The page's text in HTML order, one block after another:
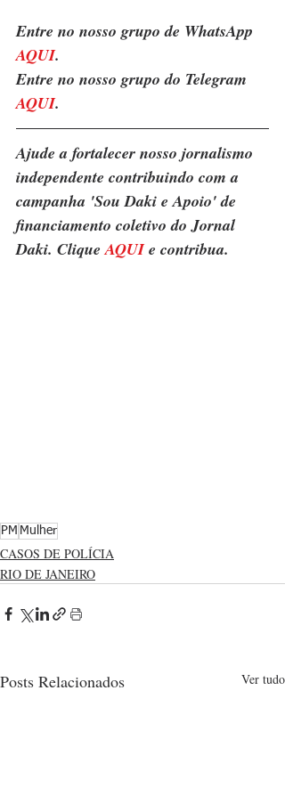
Entre no nosso grupo de WhatsApp
AQUI.
Entre no nosso grupo do Telegram
AQUI.
Ajude a fortalecer nosso jornalismo
independente contribuindo com a
campanha 'Sou Daki e Apoio' de
financiamento coletivo do Jornal
Daki. Clique AQUI e contribua.
PM Mulher
CASOS DE POLÍCIA
RIO DE JANEIRO
Posts Relacionados Ver tudo